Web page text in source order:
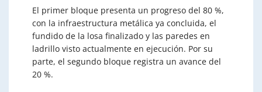
El primer bloque presenta un progreso del 80 %,
con la infraestructura metálica ya concluida, el
fundido de la losa finalizado y las paredes en
ladrillo visto actualmente en ejecución. Por su
parte, el segundo bloque registra un avance del
20 %.